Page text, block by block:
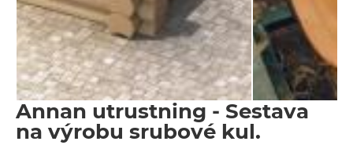
Annan utrustning - Sestava
na výrobu srubové kul.